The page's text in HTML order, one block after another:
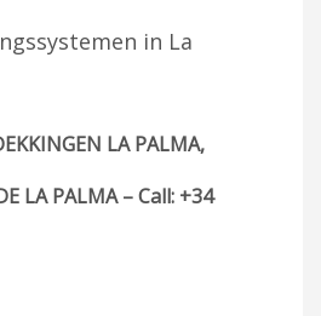
in La
LA PALMA,
LA PALMA – Call: +34